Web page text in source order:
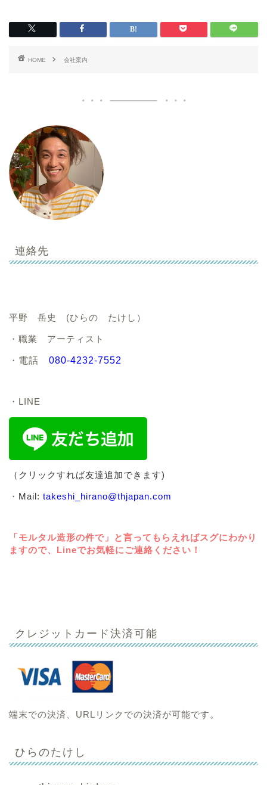
HOME 会社案内
連絡先
平野 岳史 (ひらの たけし）
・職業 アーティスト
・ 電話 080-4232-7552
・LINE
（クリックすれば友達追加できます)
・ Mail: takeshi_hirano@thjapan.com
「モルタル造形の件で」と言ってもらえればスグにわかり
ますので、Lineでお気軽にご連絡ください！
クレジットカード決済可能
端末での決済、URLリンクでの決済が可能です。
ひらのたけし